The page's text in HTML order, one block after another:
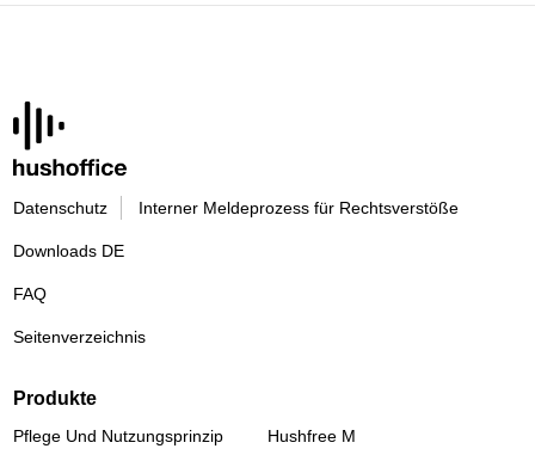
Datenschutz Interner Meldeprozess für Rechtsverstöße
Downloads DE
FAQ
Seitenverzeichnis
Produkte
Pflege Und Nutzungsprinzip Hushfree M